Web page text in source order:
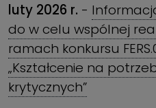
luty 2026 r. -
do w celu wspólnej
ramach konkursu
„Kształcenie na
krytycznych”